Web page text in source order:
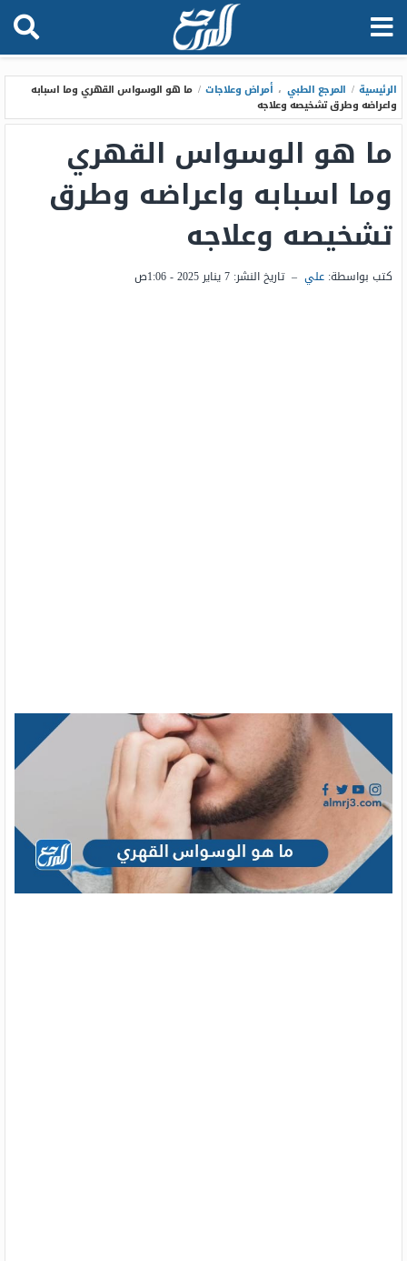
الرئيسية / المرجع الطبي ، أمراض وعلاجات / ما هو الوسواس القهري وما اسبابه
واعراضه وطرق تشخيصه وعلاجه
ما هو الوسواس القهري
وما اسبابه واعراضه وطرق
تشخيصه وعلاجه
كتب بواسطة: علي – تاريخ النشر: 7 يناير 2025 - 1:06ص